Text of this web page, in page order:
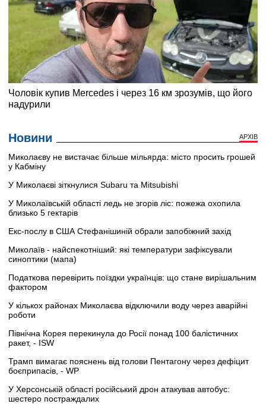
Новини АРХІВ
Миколаєву не вистачає більше мільярда: місто просить грошей
у Кабміну
У Миколаєві зіткнулися Subaru та Mitsubishi
У Миколаївській області ледь не згорів ліс: пожежа охопила
близько 5 гектарів
Екс-послу в США Стефанішиній обрали запобіжний захід
Миколаїв - найспекотніший: які температури зафіксували
синоптики (мапа)
Податкова перевірить поїздки українців: що стане вирішальним
фактором
У кількох районах Миколаєва відключили воду через аварійні
роботи
Північна Корея перекинула до Росії понад 100 балістичних
ракет, - ISW
Трамп вимагає пояснень від голови Пентагону через дефіцит
боєприпасів, - WP
У Херсонській області російський дрон атакував автобус:
шестеро постраждалих